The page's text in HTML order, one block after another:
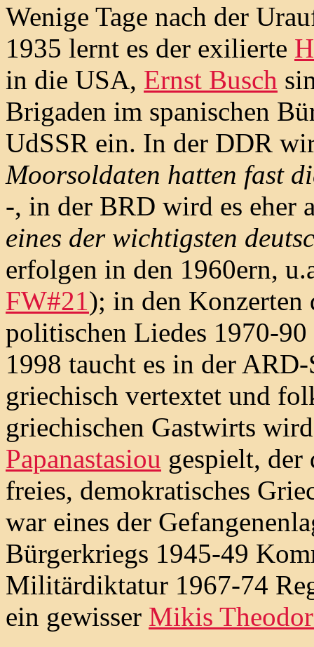
Wenige Tage nach der
1935 lernt es der exilierte
in die USA, Ernst Busch
Brigaden im spanischen
UdSSR ein. In der DDR
Moorsoldaten hatten fast
-, in der BRD wird es eher
eines der wichtigsten
erfolgen in den 1960ern,
FW#21); in den Konzerten
politischen Liedes 1970-
1998 taucht es in der
griechisch vertextet und
griechischen Gastwirts
Papanastasiou gespielt,
freies, demokratisches
war eines der
Bürgerkriegs 1945-49
Militärdiktatur 1967-74
ein gewisser Mikis